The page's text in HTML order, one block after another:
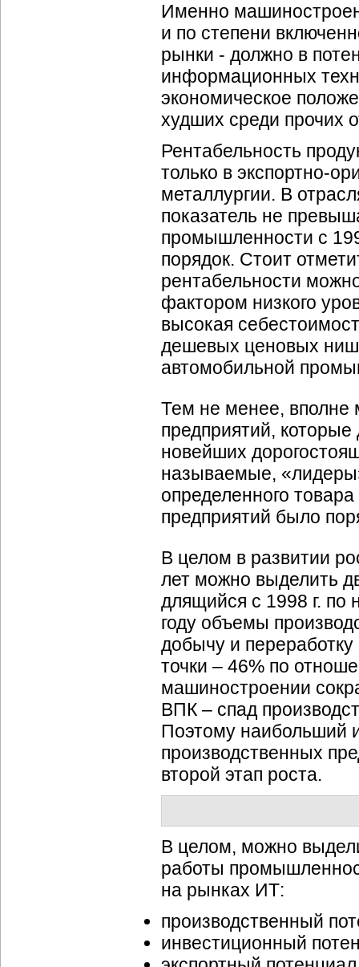
Именно
и по степени
рынки - должно в
информационных
экономическое
худших среди прочих
Рентабельность
только в экспортно-
металлургии. В
показатель не
промышленности с
порядок. Стоит
рентабельности
фактором низкого
высокая
дешевых ценовых ниш
автомобильной
Тем не менее, вполне
предприятий,
новейших
называемые,
определенного
предприятий было
В целом в развитии
лет можно выделить
длящийся с 1998 г.
году объемы
добычу и
точки – 46% по
машиностроении
ВПК – спад
Поэтому наибольший
производственных
второй этап роста.
В целом, можно
работы
на рынках ИТ:
производственный
инвестиционный